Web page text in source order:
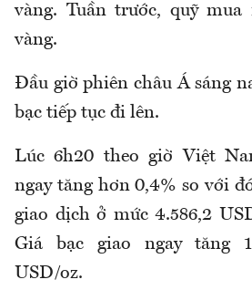
vàng. Tuần trước, quỹ
vàng.
Đầu giờ phiên châu Á sáng
bạc tiếp tục đi lên.
Lúc 6h20 theo giờ Việt
ngay tăng hơn 0,4% so với
giao dịch ở mức 4.586,2
Giá bạc giao ngay tăng
USD/oz.